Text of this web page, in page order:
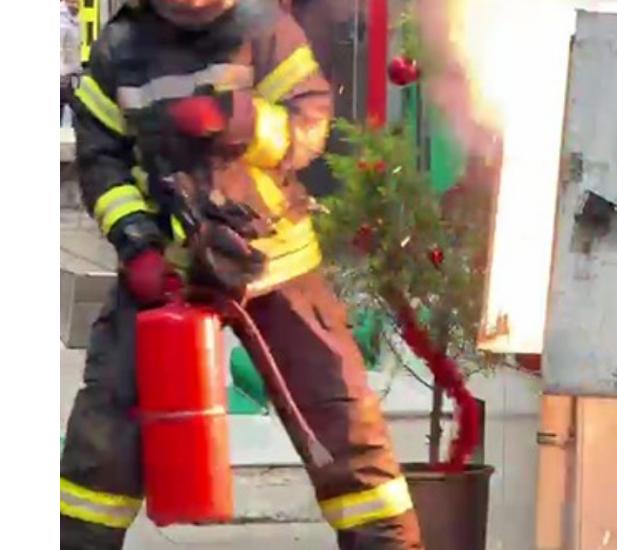
Kocaeli Devlet
Hastanesi’nde Emzirme
Haftası Etkinliği
Ramazan’da Dengeli
Beslenme ve Düzenli
Yaşam Vurgusu
Çocukların Gelişimi İçin